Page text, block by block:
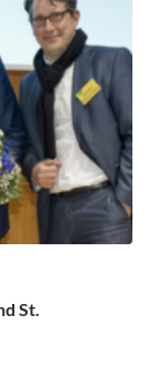
St.